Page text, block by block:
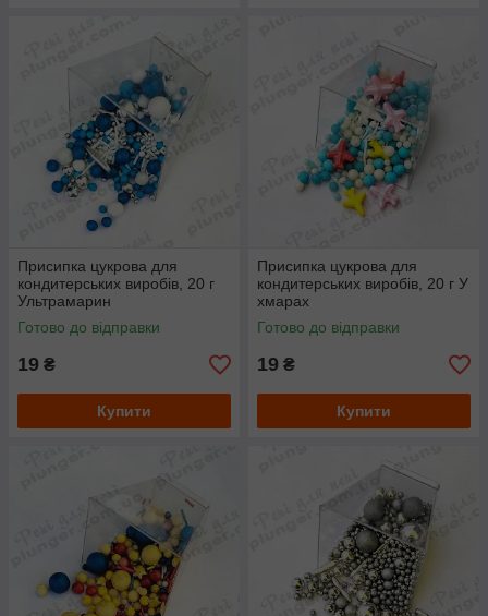
Присипка цукрова для
кондитерських виробів, 20 г
Ультрамарин
Готово до відправки
19 ₴
Купити
Присипка цукрова для
кондитерських виробів, 20 г У
хмарах
Готово до відправки
19 ₴
Купити